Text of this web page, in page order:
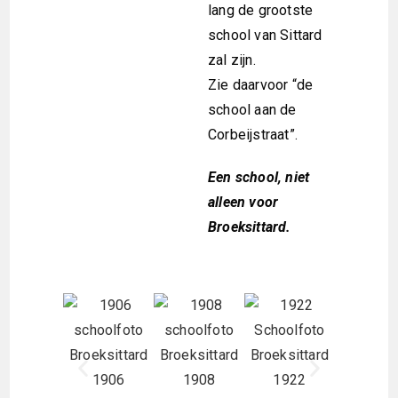
lang de grootste
school van Sittard
zal zijn.
Zie daarvoor “de
school aan de
Corbeijstraat”.
Een school, niet
alleen voor
Broeksittard.
1906
1908
1922